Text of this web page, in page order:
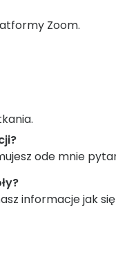
Zoom.
ode mnie
informacje jak